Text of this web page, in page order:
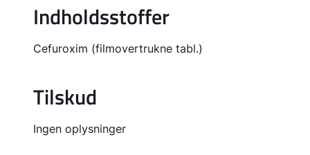
Indholdsstoffer
Cefuroxim (filmovertrukne tabl.)
Tilskud
Ingen oplysninger